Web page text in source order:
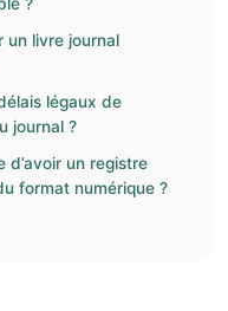
un livre journal
légaux de
journal ?
d’avoir un registre
format numérique ?